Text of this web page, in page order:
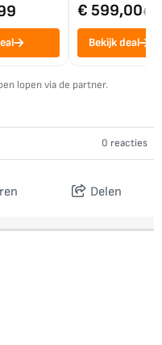
€ 599,00€
Bekijk deal
lopen via de partner.
0 reacties
Delen